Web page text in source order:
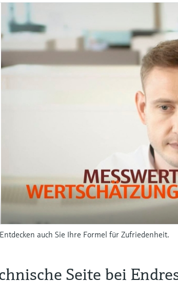
Entdecken auch Sie Ihre Formel für Zufriedenheit.
Seite bei